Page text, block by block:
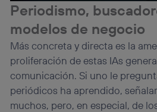
Periodismo,
modelos de negocio
Más concreta y directa es la
proliferación de estas IAs
comunicación. Si uno le
periódicos ha aprendido,
muchos, pero, en especial, de